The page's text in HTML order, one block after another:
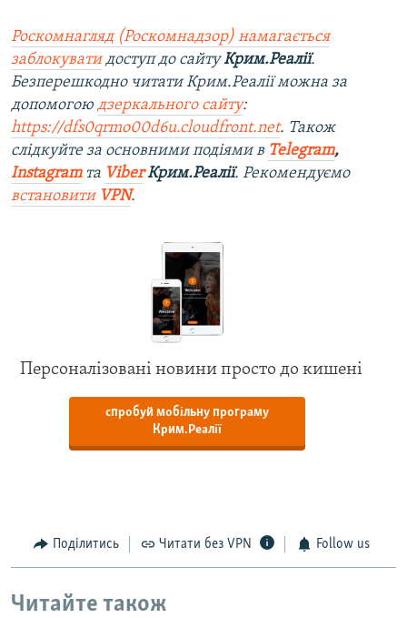
Роскомнагляд (Роскомнадзор) намагається
заблокуватидоступ до сайтуКрим.Реалії.
Безперешкодно читати Крим.Реалії можна за
допомогою дзеркального сайту:
https://dfs0qrmo00d6u.cloudfront.net. Також
слідкуйте за основними подіями в Telegram,
Instagramта ViberКрим.Реалії. Рекомендуємо
встановити VPN.
Персоналізовані новини просто до кишені
спробуй мобільну програму
Крим.Реалії
Поділитись Читати без VPN Follow us
Читайте також